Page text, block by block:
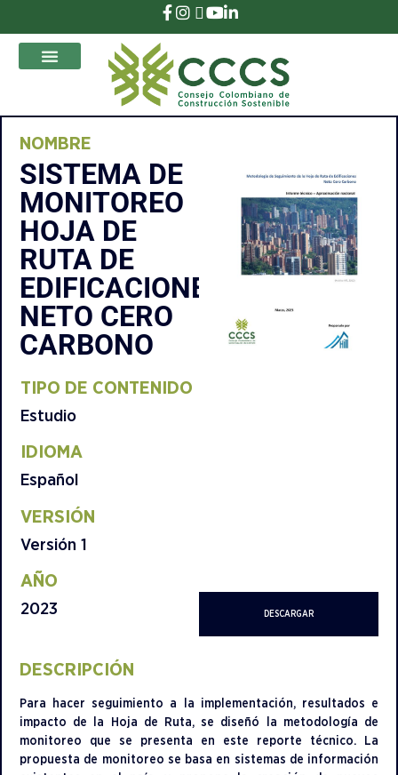
NOMBRE
SISTEMA DE
MONITOREO
HOJA DE
RUTA DE
EDIFICACIONES
NETO CERO
CARBONO
TIPO DE CONTENIDO​
Estudio
IDIOMA
Español
VERSIÓN
Versión 1
AÑO
2023 DESCARGAR
DESCRIPCIÓN
Para hacer seguimiento a la implementación, resultados e
impacto de la Hoja de Ruta, se diseñó la metodología de
monitoreo que se presenta en este reporte técnico. La
propuesta de monitoreo se basa en sistemas de información